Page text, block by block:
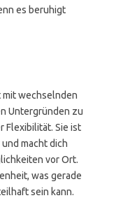
es beruhigt
mit wechselnden
Untergründen zu
Flexibilität. Sie ist
macht dich
vor Ort.
was gerade
sein kann.